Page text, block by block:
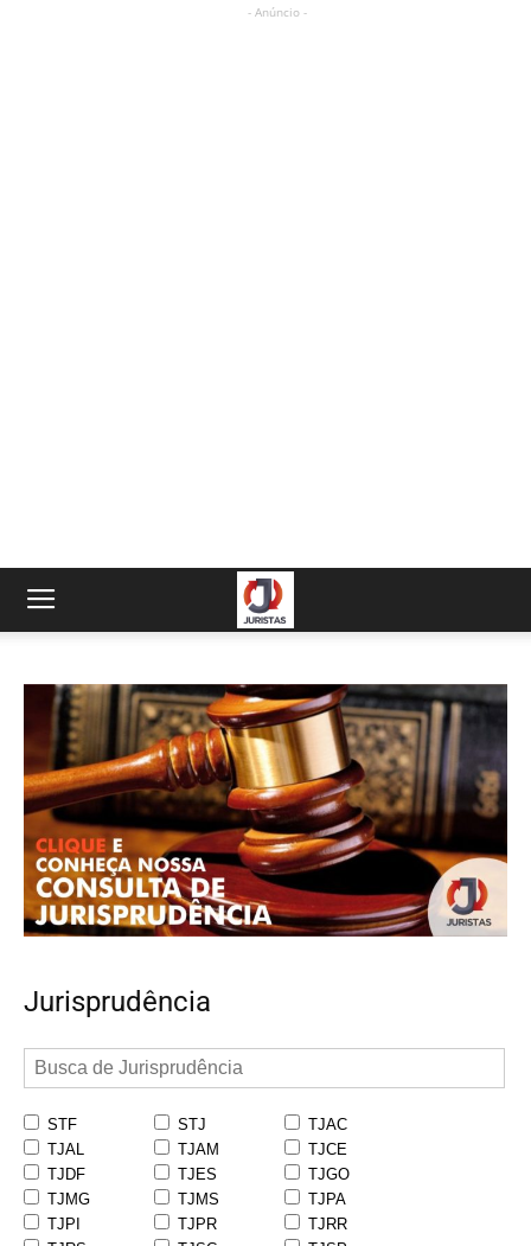
- Anúncio -
Jurisprudência
STF STJ
TJAC
TJAL
TJAM
TJCE
TJDF
TJES
TJGO
TJMG
TJMS
TJPA
TJPI
TJPR
TJRR